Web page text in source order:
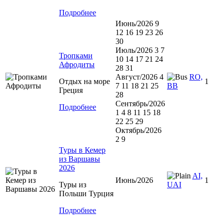
Подробнее
Тропками
Афродиты
Отдых на море
Греция
Подробнее
Июнь/2026 9
12 16 19 23 26
30
Июль/2026 3 7
10 14 17 21 24
28 31
Август/2026 4
7 11 18 21 25
28
Сентябрь/2026
1 4 8 11 15 18
22 25 29
Октябрь/2026
2 9
RO,
BB
1
Туры в Кемер
из Варшавы
2026
Туры из
Польши Турция
Подробнее
Июнь/2026
AI,
UAI
1